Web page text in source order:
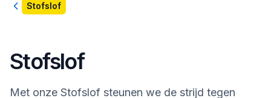
TerugStofslof
Stofslof
Met onze Stofslof steunen we de strijd tegen